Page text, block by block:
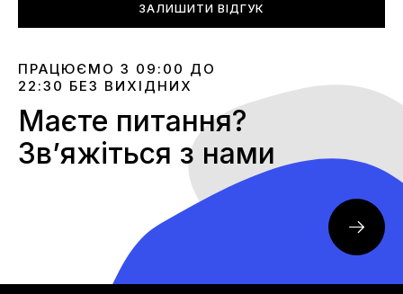
ЗАЛИШИТИ ВІДГУК
ПРАЦЮЄМО З 09:00 ДО
22:30 БЕЗ ВИХІДНИХ
Маєте питання?
Звʼяжіться з нами